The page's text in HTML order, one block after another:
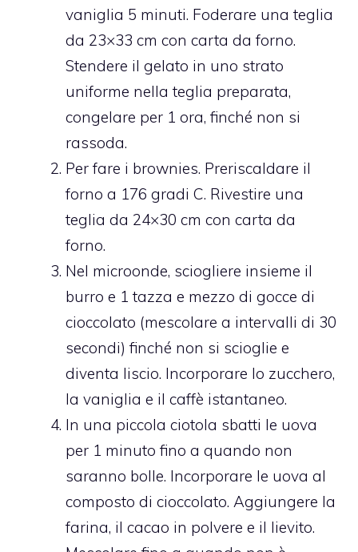
vaniglia 5 minuti. Foderare una teglia
da 23×33 cm con carta da forno.
Stendere il gelato in uno strato
uniforme nella teglia preparata,
congelare per 1 ora, finché non si
rassoda.
Per fare i brownies. Preriscaldare il
forno a 176 gradi C. Rivestire una
teglia da 24×30 cm con carta da
forno.
Nel microonde, sciogliere insieme il
burro e 1 tazza e mezzo di gocce di
cioccolato (mescolare a intervalli di 30
secondi) finché non si scioglie e
diventa liscio. Incorporare lo zucchero,
la vaniglia e il caffè istantaneo.
In una piccola ciotola sbatti le uova
per 1 minuto fino a quando non
saranno bolle. Incorporare le uova al
composto di cioccolato. Aggiungere la
farina, il cacao in polvere e il lievito.